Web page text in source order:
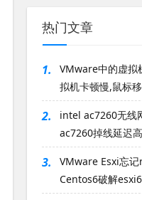
热门文章
1.
VMware中的虚拟
拟机卡顿慢,鼠标
2.
intel ac7260无线
ac7260掉线延迟
3.
VMware Esxi忘
Centos6破解